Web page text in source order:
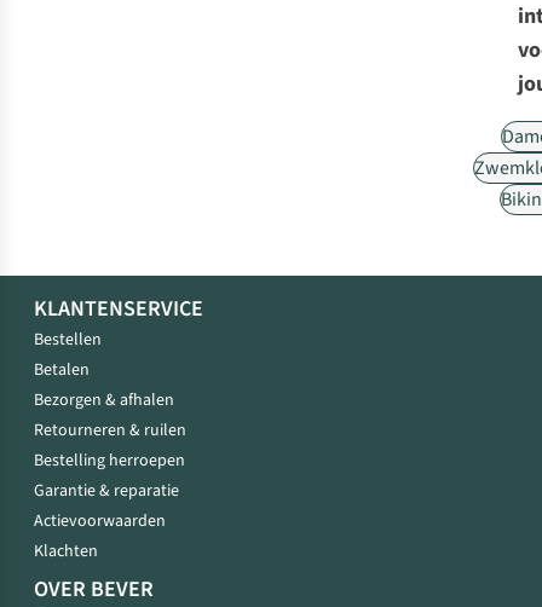
KLANTENSERVICE
Bestellen
Betalen
Bezorgen & afhalen
Retourneren & ruilen
Bestelling herroepen
Garantie & reparatie
Actievoorwaarden
Klachten
OVER BEVER